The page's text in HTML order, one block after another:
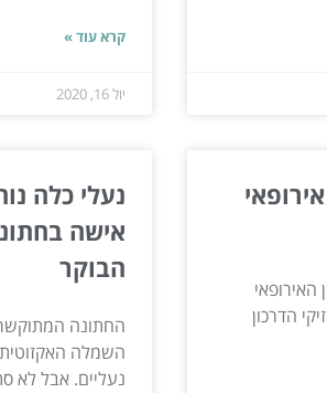
קרא עוד »
יול 16, 2020
הדרכון
נעלי כלה
אישה
הבוקר
החתונה
השמלה
נעליים. אבל לא